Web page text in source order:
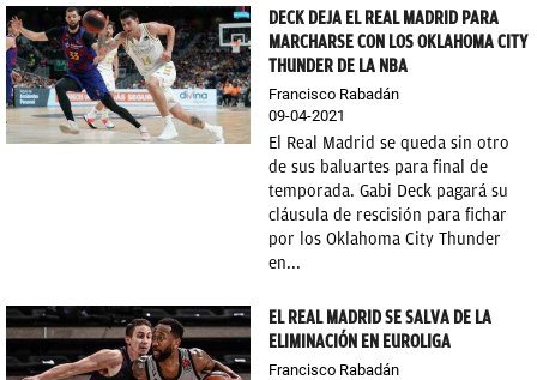
DECK DEJA EL REAL MADRID PARA
MARCHARSE CON LOS OKLAHOMA CITY
THUNDER DE LA NBA
Francisco Rabadán
09-04-2021
El Real Madrid se queda sin otro
de sus baluartes para final de
temporada. Gabi Deck pagará su
cláusula de rescisión para fichar
por los Oklahoma City Thunder
en...
EL REAL MADRID SE SALVA DE LA
ELIMINACIÓN EN EUROLIGA
Francisco Rabadán